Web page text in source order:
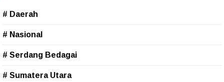
# Daerah
# Nasional
# Serdang Bedagai
# Sumatera Utara